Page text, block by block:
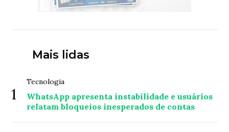
Mais lidas
1
Tecnologia
WhatsApp apresenta instabilidade e usuários
relatam bloqueios inesperados de contas